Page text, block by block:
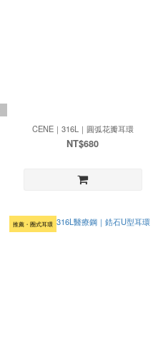
CENE｜316L｜圓弧花瓣耳環
NT$680
推薦・圈式耳環